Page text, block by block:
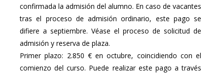
confirmada la admisión del alumno. En caso de vacantes
tras el proceso de admisión ordinario, este pago se
difiere a septiembre. Véase el proceso de solicitud de
admisión y reserva de plaza.
Primer plazo: 2.850 € en octubre, coincidiendo con el
comienzo del curso. Puede realizar este pago a través